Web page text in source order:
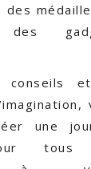
des
conseils
une
tous